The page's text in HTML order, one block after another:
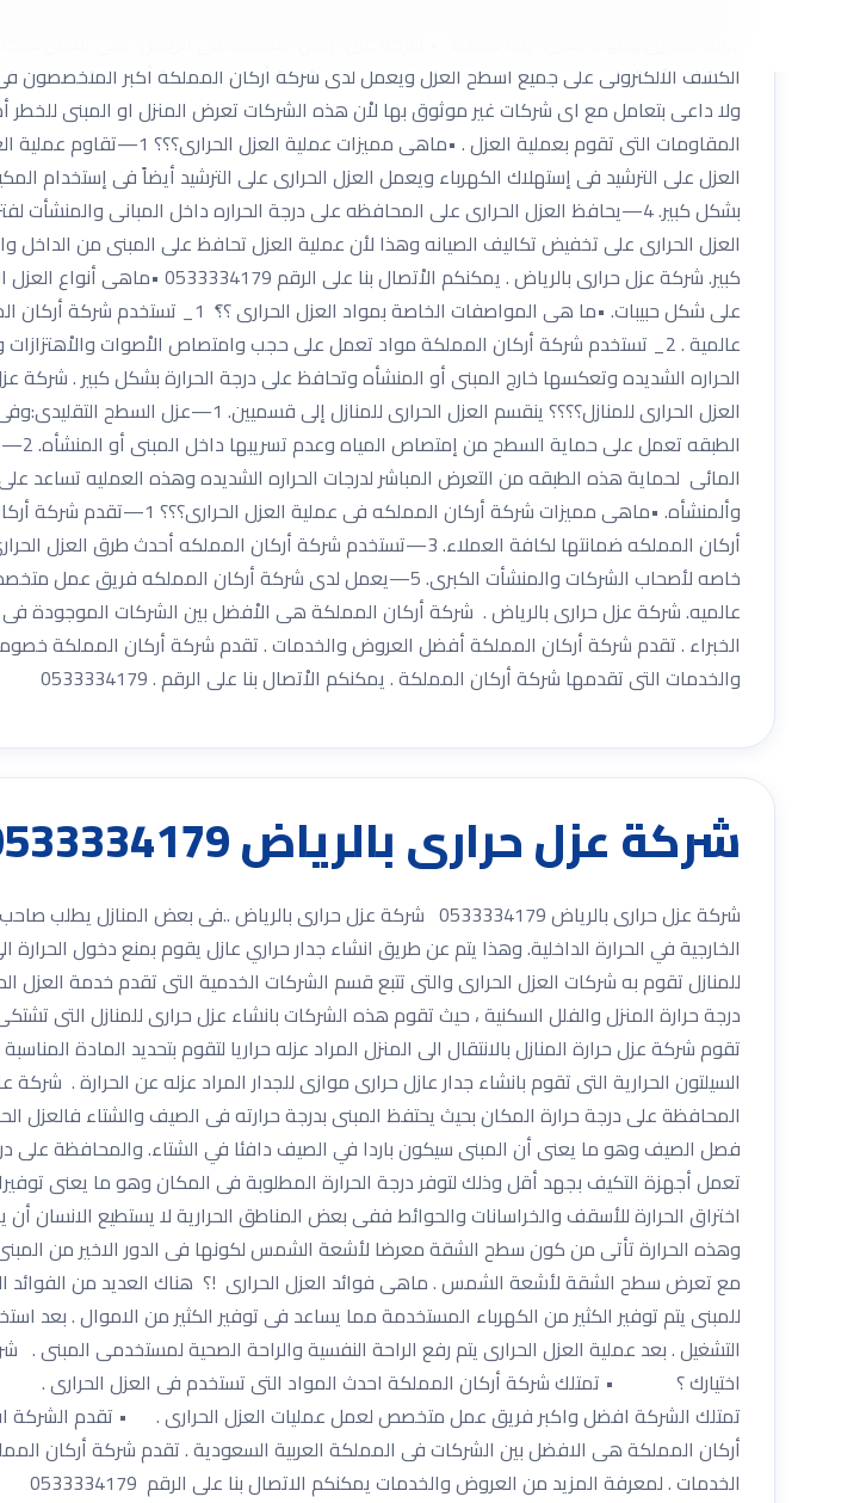
الكشف الاْلكترونى على جميع اسطح العزل ويعمل لدى شركة أركان المملكة أكبر المتخصصون
ولا داعى بتعامل مع اى شركات غير موثوق بها لاْن هذه الشركات تعرض المنزل او المبنى
العزل على الترشيد فى إستهلاك الكهرباء ويعمل العزل الحرارى على الترشيد أيضاً فى إستخدام
العزل الحرارى على تخفيض تكاليف الصيانه وهذا لأن عملية العزل تحافظ على المبنى من
على شكل حبيبات. •ما هى المواصفات
العزل الحرارى للمنازل؟؟؟؟ ينقسم العزل
المائى لحماية هذه الطبقه من التعرض المباشر لدرجات الحراره الشديده وهذه العمليه تساعد
خاصه لأصحاب الشركات والمنشأت الكبرى. 5—يعمل لدى شركة
عالميه. شركة عزل حرارى بالرياض . شركة أركان المملكة هى الاْفضل بين الشركات الموجودة
والخدمات التى تقدمها شركة أركان المملكة . يمكنكم الاْتصال بنا على الرقم . 0533334179
شركة عزل حرارى بالرياض 0533334179 مع الضمان
شركة عزل حرارى بالرياض 0533334179 شركة عزل حرارى بالرياض ..فى بعض
الخارجية في الحرارة الداخلية. وهذا يتم عن طريق انشاء جدار حراري عازل يقوم بمنع دخول
للمنازل تقوم به شركات العزل الحرارى والتى تتبع قسم الشركات الخدمية التى تقدم خدمة العزل
درجة حرارة المنزل والفلل السكنية ، حيث تقوم هذه الشركات بانشاء عزل حرارى للمنازل التى
تقوم شركة عزل حرارة المنازل بالانتقال الى المنزل المراد عزله حراريا لتقوم بتحديد المادة
السيلتون الحرارية التى تقوم بانشاء جدار عازل حرارى موازى للجدار المراد عزله عن الحرارة .
المحافظة على درجة حرارة المكان بحيث يحتفظ المبنى بدرجة حرارته فى الصيف والشتاء فالعزل
فصل الصيف وهو ما يعنى أن المبنى سيكون باردا في الصيف دافئا في الشتاء. والمحافظة على
تعمل أجهزة التكيف بجهد أقل وذلك لتوفر درجة الحرارة المطلوبة فى المكان وهو ما يعنى
اختراق الحرارة للأسقف والخراسانات والحوائط ففى بعض المناطق الحرارية لا يستطيع
وهذه الحرارة تأتى من كون سطح الشقة معرضا لأشعة الشمس لكونها فى الدور الاخير من المبنى
مع تعرض سطح الشقة لأشعة الشمس . ماهى فوائد العزل الحرارى !؟ هناك العديد من الفوائد
للمبنى يتم توفير الكثير من الكهرباء المستخدمة مما يساعد فى توفير الكثير من الاموال . بعد
التشغيل . بعد عملية العزل الحرارى يتم رفع الراحة النفسية والراحة الصحية لمستخدمى
اختيارك ؟ • تمتلك شركة أركان المملكة احدث المواد التى تستخدم فى العزل الحرارى
تمتلك الشركة افضل واكبر فريق عمل متخصص لعمل عمليات العزل الحرارى . • تقدم الشركة
أركان المملكة هى الافضل بين الشركات فى المملكة العربية السعودية . تقدم شركة
الخدمات . لمعرفة المزيد من العروض والخدمات يمكنكم الاتصال بنا على الرقم 0533334179